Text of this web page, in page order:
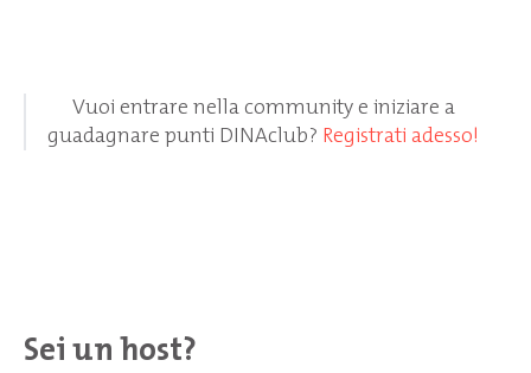
Vuoi entrare nella community e iniziare a
guadagnare punti DINAclub? Registrati adesso!
Sei un host?